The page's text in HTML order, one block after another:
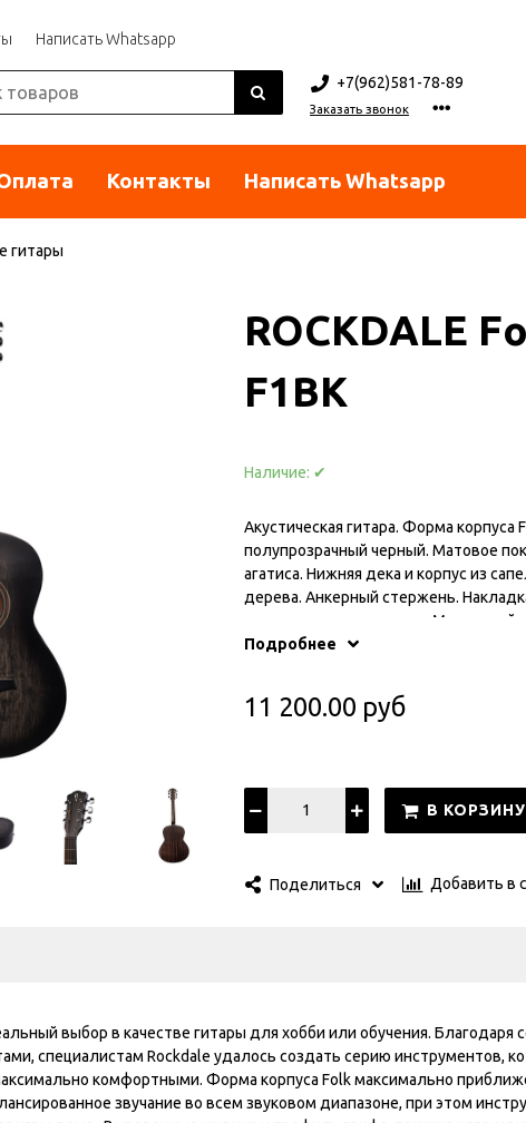
Написать Whatsapp
+7(962)581-78-89
Заказать звонок
Контакты Написать Whatsapp
гитары
ROCKDALE
F1BK
Наличие: ✔
Акустическая гитара. Форма корпуса
полупрозрачный черный. Матовое
агатиса. Нижняя дека и корпус из
дерева. Анкерный стержень.
полимерного композита. Маленький
ладами. Надежная фиксация
Подробнее
11 200.00 руб
В КОРЗИНУ
Поделиться Добавить в
выбор в качестве гитары для хобби или обучения. Благодаря
специалистам Rockdale удалось создать серию инструментов,
комфортными. Форма корпуса Folk максимально
звучание во всем звуковом диапазоне, при этом